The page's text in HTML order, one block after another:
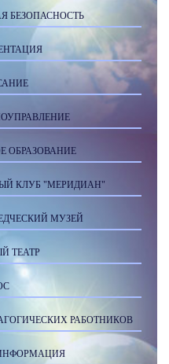
БЕЗОПАСНОСТЬ
ОБРАЗОВАНИЕ
КЛУБ "МЕРИДИАН"
МУЗЕЙ
ТЕАТР
РАБОТНИКОВ